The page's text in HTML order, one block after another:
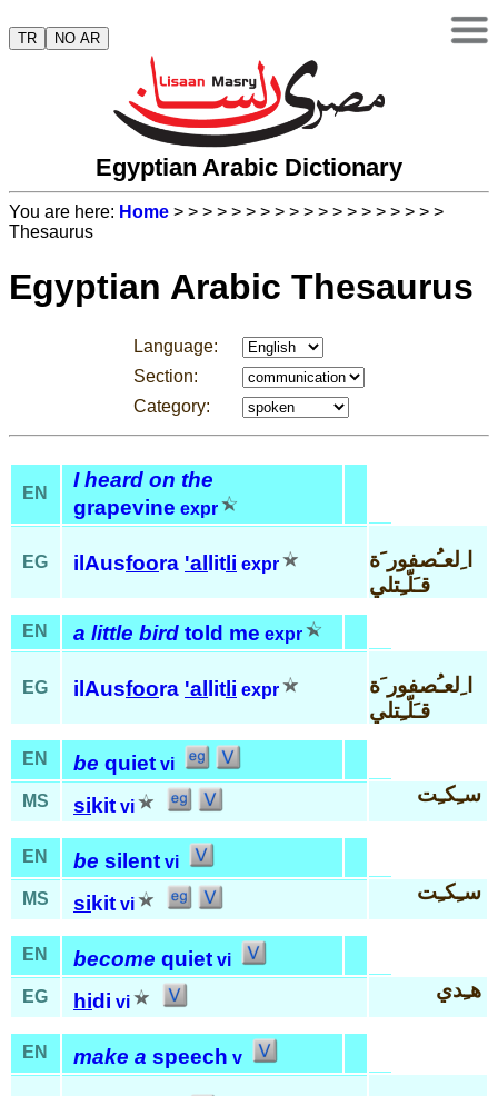
TR NO AR
Egyptian Arabic Dictionary
You are here: Home > > > > > > > > > > > > > > > > > > >
Thesaurus
Egyptian Arabic Thesaurus
Language:
Section:
Category:
EN
I heard on the
grapevine expr
EG ilAusfoora 'al lit li expr
ا ِلعـُصفور َة
قـَلّـِتلي
EN a little bird told me expr
EG ilAusfoora 'al lit li expr
ا ِلعـُصفور َة
قـَلّـِتلي
EN be quiet vi
MS
si kit vi
سـِكـِت
EN be silent vi
MS
si kit vi
سـِكـِت
EN become quiet vi
EG
hidi vi
هـِدي
EN make a speech v